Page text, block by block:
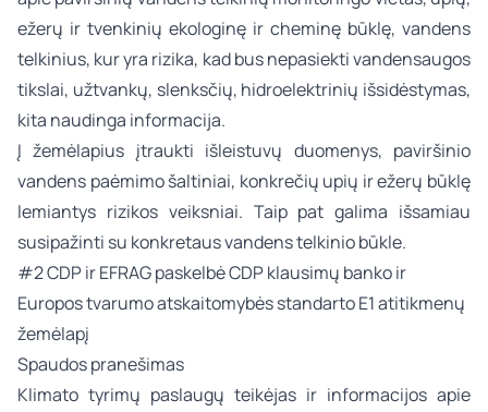
ežerų ir tvenkinių ekologinę ir cheminę būklę, vandens
telkinius, kur yra rizika, kad bus nepasiekti vandensaugos
tikslai, užtvankų, slenksčių, hidroelektrinių išsidėstymas,
kita naudinga informacija.
Į žemėlapius įtraukti išleistuvų duomenys, paviršinio
vandens paėmimo šaltiniai, konkrečių upių ir ežerų būklę
lemiantys rizikos veiksniai. Taip pat galima išsamiau
susipažinti su konkretaus vandens telkinio būkle.
#2 CDP ir EFRAG paskelbė CDP klausimų banko ir
Europos tvarumo atskaitomybės standarto E1 atitikmenų
žemėlapį
Spaudos pranešimas
Klimato tyrimų paslaugų teikėjas ir informacijos apie